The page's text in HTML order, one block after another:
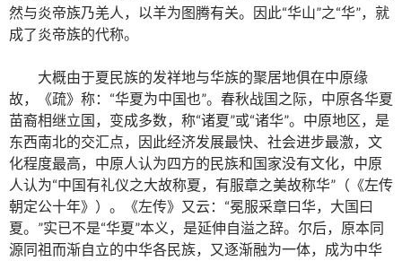
然与炎帝族乃羌人，以羊为图腾有关。因此“华山”之“华”，就
成了炎帝族的代称。
大概由于夏民族的发祥地与华族的聚居地俱在中原缘
故，《疏》称：“华夏为中国也”。春秋战国之际，中原各华夏
苗裔相继立国，变成多数，称“诸夏”或“诸华”。中原地区，是
东西南北的交汇点，因此经济发展最快、社会进步最激，文
化程度最高，中原人认为四方的民族和国家没有文化，中原
人认为“中国有礼仪之大故称夏，有服章之美故称华”（《左传
朝定公十年》）。《左传》又云：“冕服采章曰华，大国曰
夏。”实已不是“华夏”本义，是延伸自溢之辞。尔后，原本同
源同祖而渐自立的中华各民族，又逐渐融为一体，成为中华